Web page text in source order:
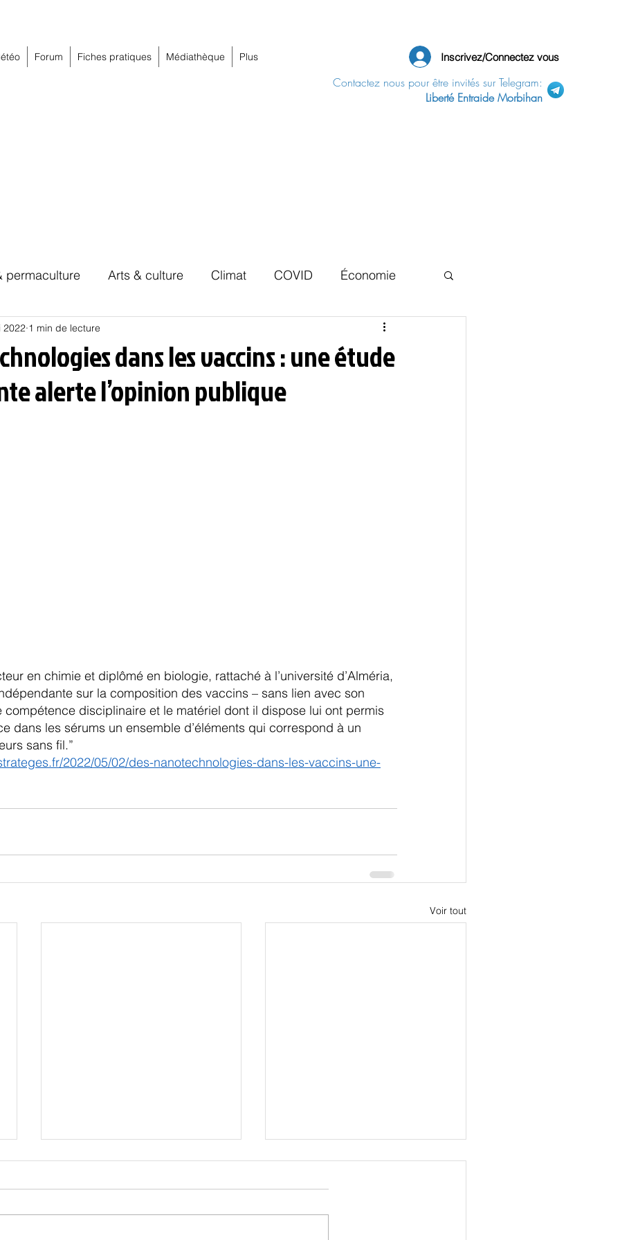
Forum Fiches pratiques Médiathèque Plus Inscrivez/Connectez vous
Contactez nous pour être invités sur Telegram:
Liberté Entraide Morbihan
permaculture Arts & culture Climat COVID Économie
Habitat Hors piste Local
Psychologie Résilience Santé
dans les vaccins : une étude
alerte l’opinion publique
2022 1 min de lecture
en chimie et diplômé en biologie, rattaché à l’université d’Alméria,
sur la composition des vaccins – sans lien avec son
compétence disciplinaire et le matériel dont il dispose lui ont permis
dans les sérums un ensemble d’éléments qui correspond à un
sans fil.”
2022/05/02/des-nanotechnologies-dans-les-vaccins-une-
Voir tout